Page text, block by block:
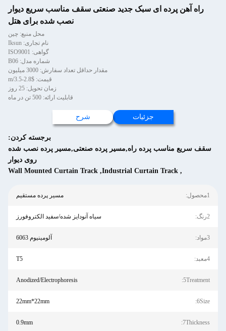
راه آهن پرده ای سبک جدید صنعتی سقف مناسب سریع دیوار
نصب شده برای هتل
محل منبع: چین
نام تجاری: Iksun
گواهی: ISO9001
شماره مدل: B06
مقدار حداقل تعداد سفارش: 3000 میلیون
قیمت: $2.8-3.5/m
زمان تحویل: 25 روز
قابلیت ارائه: 500 تن در ماه
جزئیات شرح
برجسته کردن:
سقف سريع مناسب پرده راه,مسیر پرده صنعتی,مسیر پرده نصب شده
روی دیوار
,
Industrial Curtain Track
,
Wall Mounted Curtain Track
1محصول: مسیر پرده مستقیم
2رنگ: سیاه آنودایز شده/سفید الکتروفورز
3مواد: آلومینیوم 6063
4معبد: T5
5Treatment:
Anodized/Electrophoresis
6Size:
22mm*22mm
7Thickness:
0.9mm